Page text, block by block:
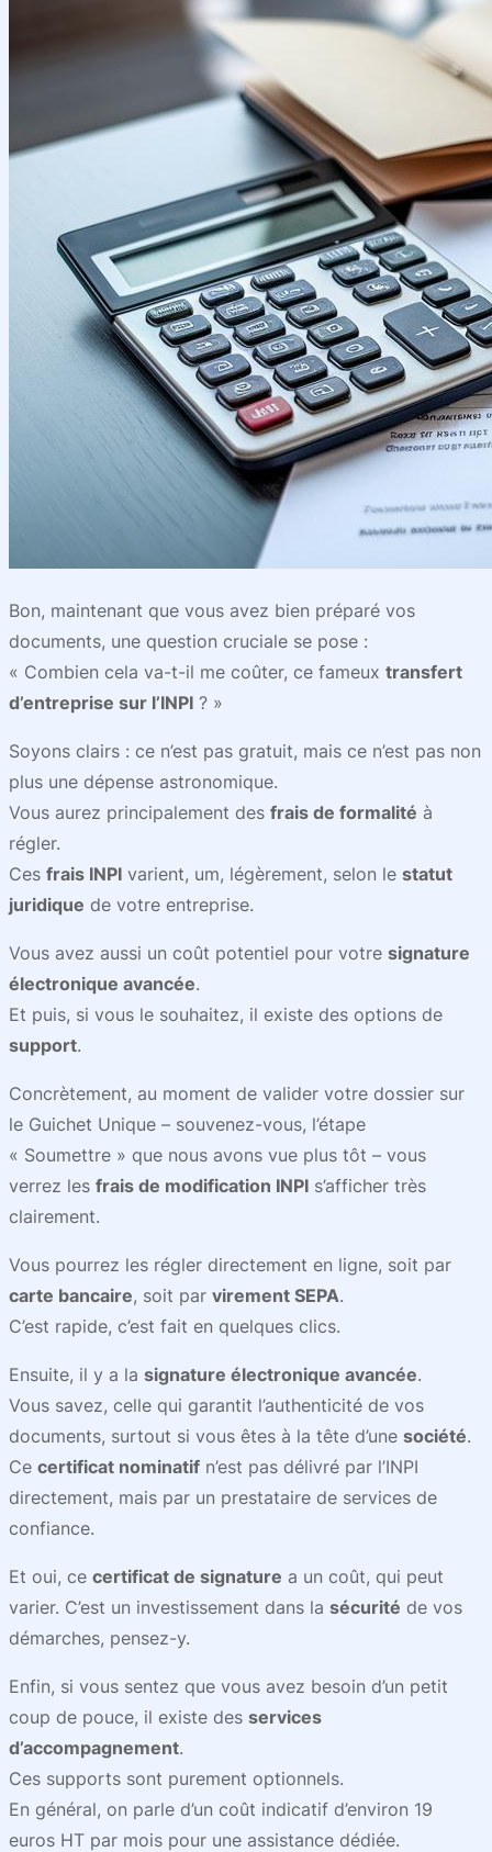
Bon, maintenant que vous avez bien préparé vos
documents, une question cruciale se pose :
« Combien cela va-t-il me coûter, ce fameux transfert
d’entreprise sur l’INPI ? »
Soyons clairs : ce n’est pas gratuit, mais ce n’est pas non
plus une dépense astronomique.
Vous aurez principalement des frais de formalité à
régler.
Ces frais INPI varient, um, légèrement, selon le statut
juridique de votre entreprise.
Vous avez aussi un coût potentiel pour votre signature
électronique avancée.
Et puis, si vous le souhaitez, il existe des options de
support.
Concrètement, au moment de valider votre dossier sur
le Guichet Unique – souvenez-vous, l’étape
« Soumettre » que nous avons vue plus tôt – vous
verrez les frais de modification INPI s’afficher très
clairement.
Vous pourrez les régler directement en ligne, soit par
carte bancaire, soit par virement SEPA.
C’est rapide, c’est fait en quelques clics.
Ensuite, il y a la signature électronique avancée.
Vous savez, celle qui garantit l’authenticité de vos
documents, surtout si vous êtes à la tête d’une société.
Ce certificat nominatif n’est pas délivré par l’INPI
directement, mais par un prestataire de services de
confiance.
Et oui, ce certificat de signature a un coût, qui peut
varier. C’est un investissement dans la sécurité de vos
démarches, pensez-y.
Enfin, si vous sentez que vous avez besoin d’un petit
coup de pouce, il existe des services
d’accompagnement.
Ces supports sont purement optionnels.
En général, on parle d’un coût indicatif d’environ 19
euros HT par mois pour une assistance dédiée.